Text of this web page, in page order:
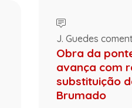
J. Guedes
Obra da
avança com
substituição
Brumado